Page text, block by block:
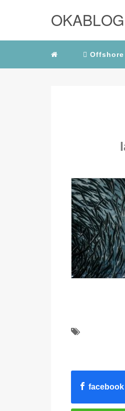
OKABLOG
Offshore
facebook